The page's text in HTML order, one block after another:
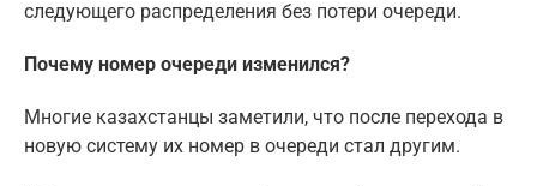
следующего распределения без потери очереди.
Почему номер очереди изменился?
Многие казахстанцы заметили, что после перехода в
новую систему их номер в очереди стал другим.